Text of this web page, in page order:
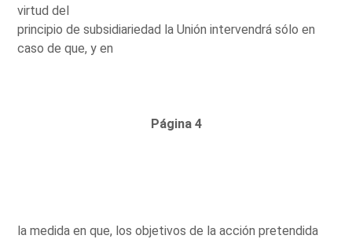
virtud del
principio de subsidiariedad la Unión intervendrá sólo en
caso de que, y en
Página 4
la medida en que, los objetivos de la acción pretendida